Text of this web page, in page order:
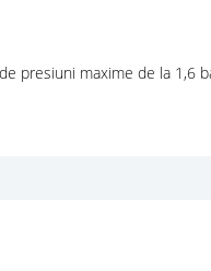
presiuni maxime de la 1,6